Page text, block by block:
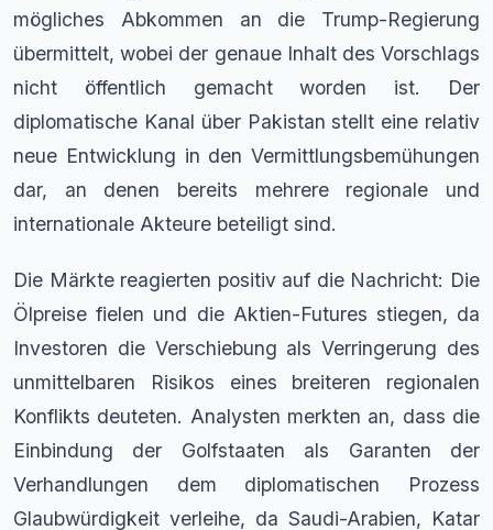
mögliches Abkommen an die Trump-Regierung
übermittelt, wobei der genaue Inhalt des Vorschlags
nicht öffentlich gemacht worden ist. Der
diplomatische Kanal über Pakistan stellt eine relativ
neue Entwicklung in den Vermittlungsbemühungen
dar, an denen bereits mehrere regionale und
internationale Akteure beteiligt sind.
Die Märkte reagierten positiv auf die Nachricht: Die
Ölpreise fielen und die Aktien-Futures stiegen, da
Investoren die Verschiebung als Verringerung des
unmittelbaren Risikos eines breiteren regionalen
Konflikts deuteten. Analysten merkten an, dass die
Einbindung der Golfstaaten als Garanten der
Verhandlungen dem diplomatischen Prozess
Glaubwürdigkeit verleihe, da Saudi-Arabien, Katar